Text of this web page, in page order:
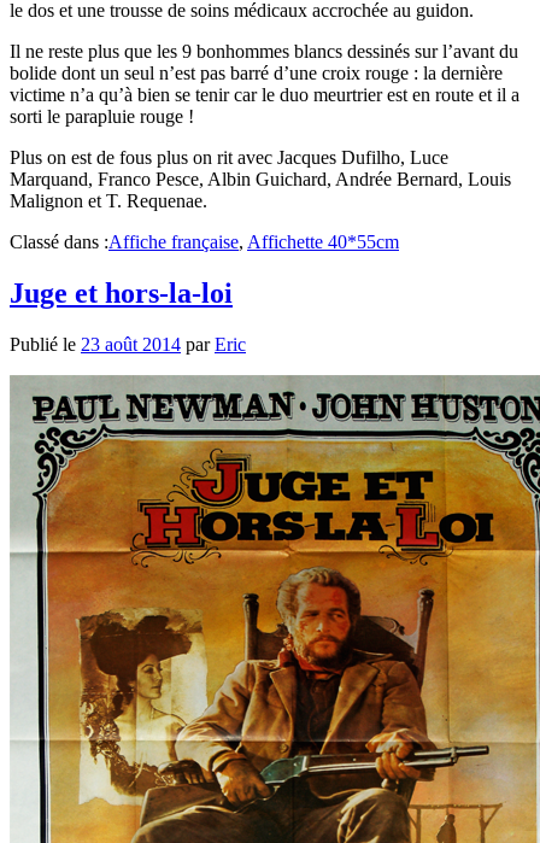
le dos et une trousse de soins médicaux accrochée au guidon.
Il ne reste plus que les 9 bonhommes blancs dessinés sur l’avant du
bolide dont un seul n’est pas barré d’une croix rouge : la dernière
victime n’a qu’à bien se tenir car le duo meurtrier est en route et il a
sorti le parapluie rouge !
Plus on est de fous plus on rit avec Jacques Dufilho, Luce
Marquand, Franco Pesce, Albin Guichard, Andrée Bernard, Louis
Malignon et T. Requenae.
Classé dans :Affiche française, Affichette 40*55cm
Juge et hors-la-loi
Publié le 23 août 2014 parEric